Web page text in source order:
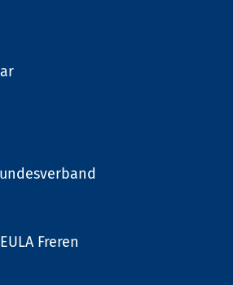
Freren